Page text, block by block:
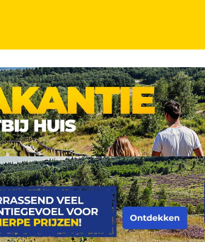
hotel op de Strip incl. vlucht